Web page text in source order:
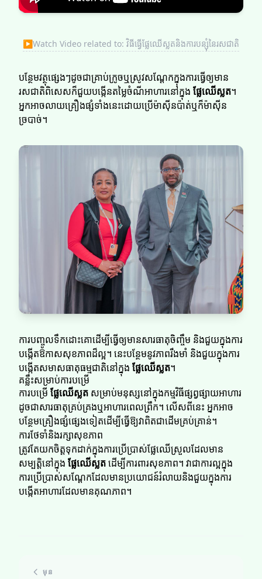
▶Watch Video related to: វិធីធ្វើផ្លែឈើស្លតនិងការបន្សុំនៃរសជាតិ
បន្ថែមវត្ថុផ្សេងៗដូចជាគ្រាប់ក្រូចឬស្រូវសណ្តែកក្នុងការធ្វើឲ្យមាន
រសជាតិពិសេសក៏ជួយបង្កើនតម្លៃចំណីអាហារនៅក្នុង ផ្លែឈើស្លត។
អ្នកអាចលាយគ្រឿងផ្សំទាំងនេះដោយប្រើម៉ាស៊ីនប៉ាត់ឬក៏ម៉ាស៊ីន
ច្របាច់។
ការបញ្ចូលទឹកដោះគោដើម្បីធ្វើឲ្យមានសារធាតុចិញ្ចឹម និងជួយក្នុងការ
បង្កើតឱកាសសុខភាពដ៏ល្អ។ នេះបន្ថែមនូវភាពរឹងមាំ និងជួយក្នុងការ
បង្កើតសមាសធាតុធម្មជាតិនៅក្នុង ផ្លែឈើស្លត។
គន្លឹះសម្រាប់ការបម្រើ
ការបម្រើ ផ្លែឈើស្លត សម្រាប់មនុស្សនៅក្នុងកម្មវិធីផ្សព្វផ្សាយអាហារ
ដូចជាសារធាតុគ្រប់គ្រងឬអាហារពេលព្រឹក។ លើសពីនេះ អ្នកអាច
បន្ថែមគ្រឿងផ្សំផ្សេងទៀតដើម្បីធ្វើឱ្យវាពិតជាដើមគ្រប់គ្រាន់។
ការថែទាំនិងរក្សាសុខភាព
ត្រូវតែយកចិត្តទុកដាក់ក្នុងការប្រើប្រាស់ផ្លែឈើស្រួលដែលមាន
សម្បត្តិនៅក្នុង ផ្លែឈើស្លតដើម្បីការពារសុខភាព។ វាជាការល្អក្នុង
ការប្រើប្រាស់សណ្ដែកដែលមានប្រយោជន៍រំលាយនិងជួយក្នុងការ
បង្កើតអាហារដែលមានគុណភាព។
មុន